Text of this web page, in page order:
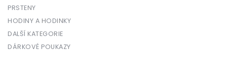
PRSTENY
HODINY A HODINKY
DALŠÍ KATEGORIE
DÁRKOVÉ POUKAZY